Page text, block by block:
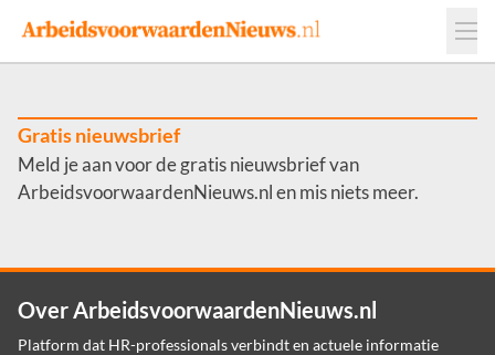
Events
Adverteren
Werkgevers
Contact
Gratis nieuwsbrief
Meld je aan voor de gratis nieuwsbrief van
ArbeidsvoorwaardenNieuws.nl en mis niets meer.
Over ArbeidsvoorwaardenNieuws.nl
Platform dat HR-professionals verbindt en actuele informatie